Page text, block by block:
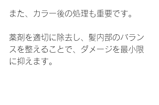
また、カラー後の処理も重要です。
薬剤を適切に除去し、髪内部のバラン
スを整えることで、ダメージを最小限
に抑えます。